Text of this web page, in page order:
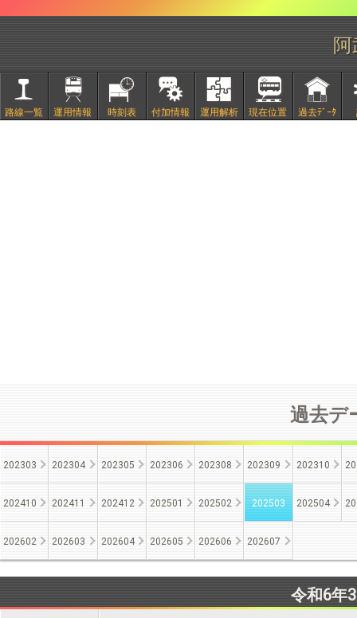
路線一覧 運用情報 時刻表 付加情報 運用解析 現在位置 過去ﾃﾞｰﾀ
過去デ
202303 202304 202305 202306 202308 202309 202310
202410 202411 202412 202501 202502 202503 202504
202602 202603 202604 202605 202606 202607
令和6年